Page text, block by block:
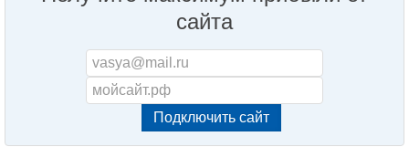
сайта